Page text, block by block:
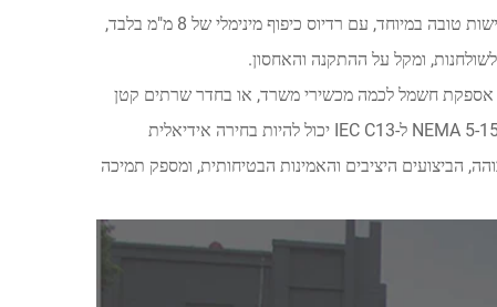
(NEMA 5-15P, 16AWG, 10ft) לצורך זיהוי ותחזוקה קלים יותר. כמו כן, לכבל גמישות טובה במיוחד, עם רדיוס כיפוף מינימלי של 8 מ"מ בלבד,
ומקל על ההתקנה והאחסון.
אספקת חשמל לכמה מכשירי משרד, או בחדר שרתים קטן
להארכת מרחק אספקת החשמל לציוד حوسبة מקצועית, כבל ההארכה חשמלי NEMA 5-15P ל-IEC C13 יכול להיות בחירה אידיאלית
הביצועים היציבים והאמינות הבטיחותית, ומספק תמיכה